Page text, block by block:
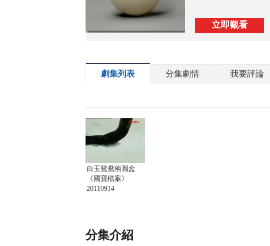
立即觀看
劇集列表 分集劇情 我要評論
白玉鴛鴦柄圓盒
《國寶檔案》
20110914
分集介紹